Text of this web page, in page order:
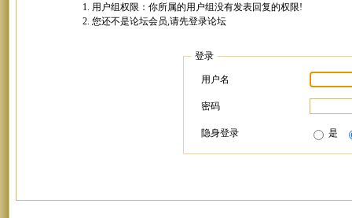
用户组权限：你所属的用户组没有发表回复的权限!
您还不是论坛会员,请先登录论坛
登录
用户名
密码
隐身登录 是